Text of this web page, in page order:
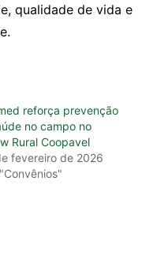
qualidade de vida e
reforça prevenção
no campo no
Rural Coopavel
fevereiro de 2026